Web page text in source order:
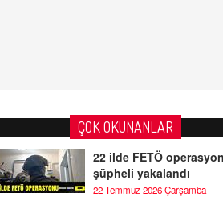
ÇOK OKUNANLAR
22 ilde FETÖ
şüpheli yakalandı
22 Temmuz 2026 Çarşamba